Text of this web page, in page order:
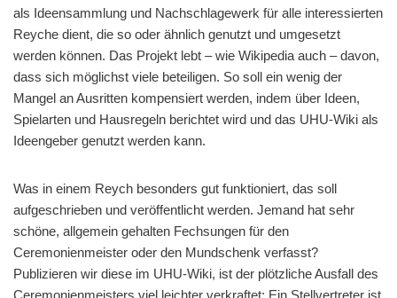
als Ideensammlung und Nachschlagewerk für alle interessierten
Reyche dient, die so oder ähnlich genutzt und umgesetzt
werden können. Das Projekt lebt – wie Wikipedia auch – davon,
dass sich möglichst viele beteiligen. So soll ein wenig der
Mangel an Ausritten kompensiert werden, indem über Ideen,
Spielarten und Hausregeln berichtet wird und das UHU-Wiki als
Ideengeber genutzt werden kann.
Was in einem Reych besonders gut funktioniert, das soll
aufgeschrieben und veröffentlicht werden. Jemand hat sehr
schöne, allgemein gehalten Fechsungen für den
Ceremonienmeister oder den Mundschenk verfasst?
Publizieren wir diese im UHU-Wiki, ist der plötzliche Ausfall des
Ceremonienmeisters viel leichter verkraftet: Ein Stellvertreter ist